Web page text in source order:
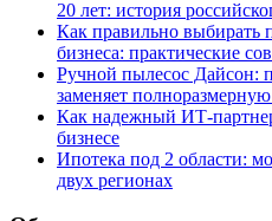
20 лет: история
Как правильно
бизнеса: практические
Ручной пылесос Дайсон:
заменяет
Как надежный ИТ-
бизнесе
Ипотека под 2 области:
двух регионах